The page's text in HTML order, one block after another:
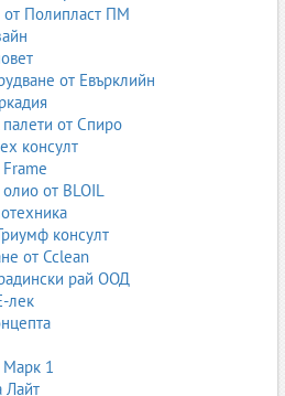
ремъци;
апарати;
ръчни спирачки;
и електрически автомобили.
са задължителни за
имат сложни системи и
автосервизи
камиони, автобуси,
от Полипласт ПМ
от Евърклийн
палети от Спиро
консулт
от BLOIL
консулт
от Cclean
рай ООД
лек
Марк 1
Лайт